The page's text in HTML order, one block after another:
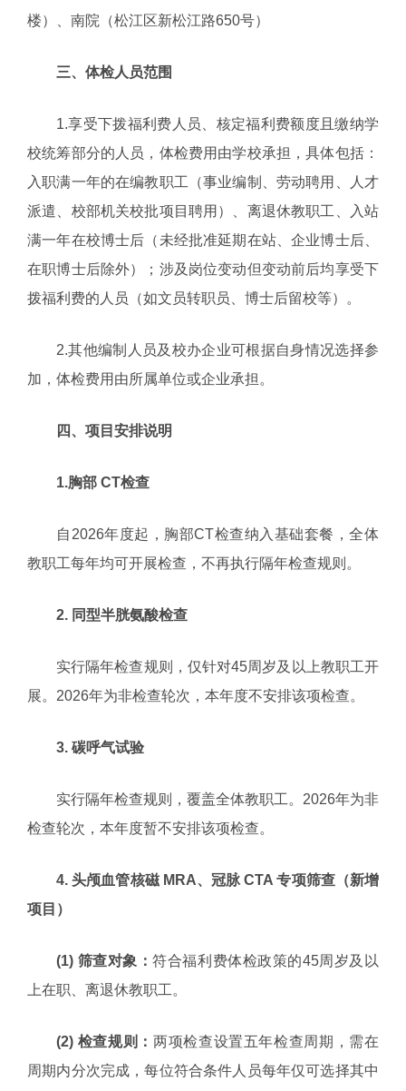
楼）、南院（松江区新松江路650号）
三、体检人员范围
1.享受下拨福利费人员、核定福利费额度且缴纳学
校统筹部分的人员，体检费用由学校承担，具体包括：
入职满一年的在编教职工（事业编制、劳动聘用、人才
派遣、校部机关校批项目聘用）、离退休教职工、入站
满一年在校博士后（未经批准延期在站、企业博士后、
在职博士后除外）；涉及岗位变动但变动前后均享受下
拨福利费的人员（如文员转职员、博士后留校等）。
2.其他编制人员及校办企业可根据自身情况选择参
加，体检费用由所属单位或企业承担。
四、项目安排说明
1.胸部 CT检查
自2026年度起，胸部CT检查纳入基础套餐，全体
教职工每年均可开展检查，不再执行隔年检查规则。
2. 同型半胱氨酸检查
实行隔年检查规则，仅针对45周岁及以上教职工开
展。2026年为非检查轮次，本年度不安排该项检查。
3. 碳呼气试验
实行隔年检查规则，覆盖全体教职工。2026年为非
检查轮次，本年度暂不安排该项检查。
4. 头颅血管核磁 MRA、冠脉 CTA 专项筛查（新增
项目）
(1) 筛查对象：符合福利费体检政策的45周岁及以
上在职、离退休教职工。
(2) 检查规则： 两项检查设置五年检查周期，需在
周期内分次完成，每位符合条件人员每年仅可选择其中